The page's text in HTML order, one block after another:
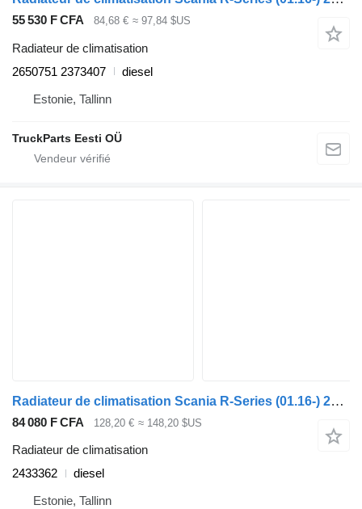
55 530 F CFA 84,68 € ≈ 97,84 $US
Radiateur de climatisation
2650751 2373407
diesel
Estonie, Tallinn
TruckParts Eesti OÜ
Radiateur de climatisation Scania R-Series (01.16-) 2433362 pour tracteur routier Scania L,P,G,R,S-series (2016-)
84 080 F CFA 128,20 € ≈ 148,20 $US
Radiateur de climatisation
2433362
diesel
Estonie, Tallinn